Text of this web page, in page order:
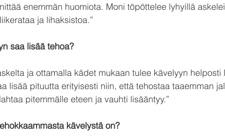
enemmän huomiota. Moni töpöttelee lyhyillä
ja lihaksistoa.”
saa lisää tehoa?
ja ottamalla kädet mukaan tulee kävelyyn helposti
lisää pituutta erityisesti niin, että tehostaa taaemman
pitemmälle eteen ja vauhti lisääntyy.”
kävelystä on?